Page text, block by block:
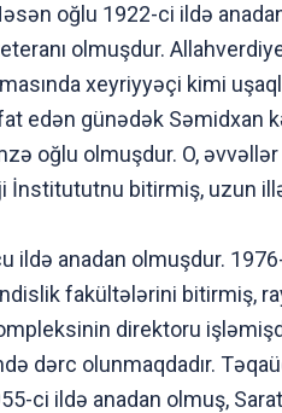
oğlu 1922-ci ildə
olmuşdur.
xeyriyyəçi kimi
edən günədək Səmidxan
oğlu olmuşdur. O,
İnstitututnu bitirmiş, uzun
anadan olmuşdur.
fakültələrini bitirmiş,
direktoru
dərc olunmaqdadır.
ci ildə anadan olmuş,